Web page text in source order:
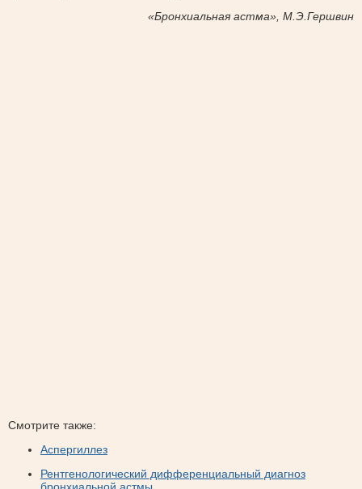
«Бронхиальная астма», М.Э.Гершвин
Смотрите также:
Аспергиллез
Рентгенологический дифференциальный диагноз